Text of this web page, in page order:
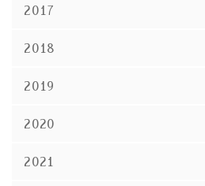
2017
2018
2019
2020
2021